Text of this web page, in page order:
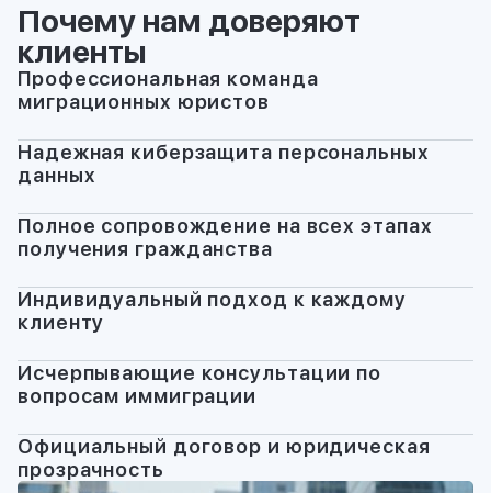
Почему нам доверяют
клиенты
Профессиональная команда
миграционных юристов
Надежная киберзащита персональных
данных
Полное сопровождение на всех этапах
получения гражданства
Индивидуальный подход к каждому
клиенту
Исчерпывающие консультации по
вопросам иммиграции
Официальный договор и юридическая
прозрачность